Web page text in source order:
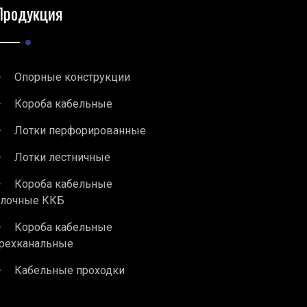
Опорные конструкции
Короба кабельные
Лотки перфорированные
Лотки лестничные
Короба кабельные
ККБ
Короба кабельные
Кабельные проходки